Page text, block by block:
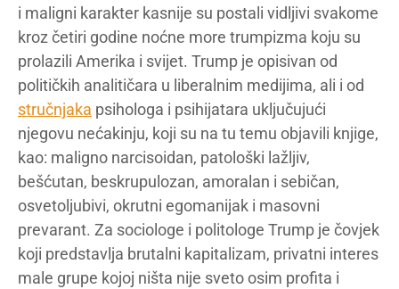
i maligni karakter kasnije su postali vidljivi svakome
kroz četiri godine noćne more trumpizma koju su
prolazili Amerika i svijet. Trump je opisivan od
političkih analitičara u liberalnim medijima, ali i od
stručnjaka psihologa i psihijatara uključujući
njegovu nećakinju, koji su na tu temu objavili knjige,
kao: maligno narcisoidan, patološki lažljiv,
bešćutan, beskrupulozan, amoralan i sebičan,
osvetoljubivi, okrutni egomanijak i masovni
prevarant. Za sociologe i politologe Trump je čovjek
koji predstavlja brutalni kapitalizam, privatni interes
male grupe kojoj ništa nije sveto osim profita i